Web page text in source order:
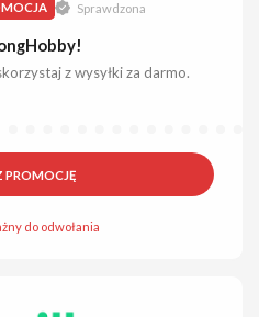
Sprawdzona
z wysyłki za darmo.
PROMOCJĘ
do odwołania